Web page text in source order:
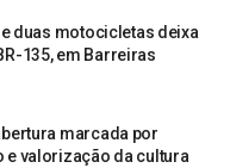
duas motocicletas deixa
135, em Barreiras
marcada por
valorização da cultura